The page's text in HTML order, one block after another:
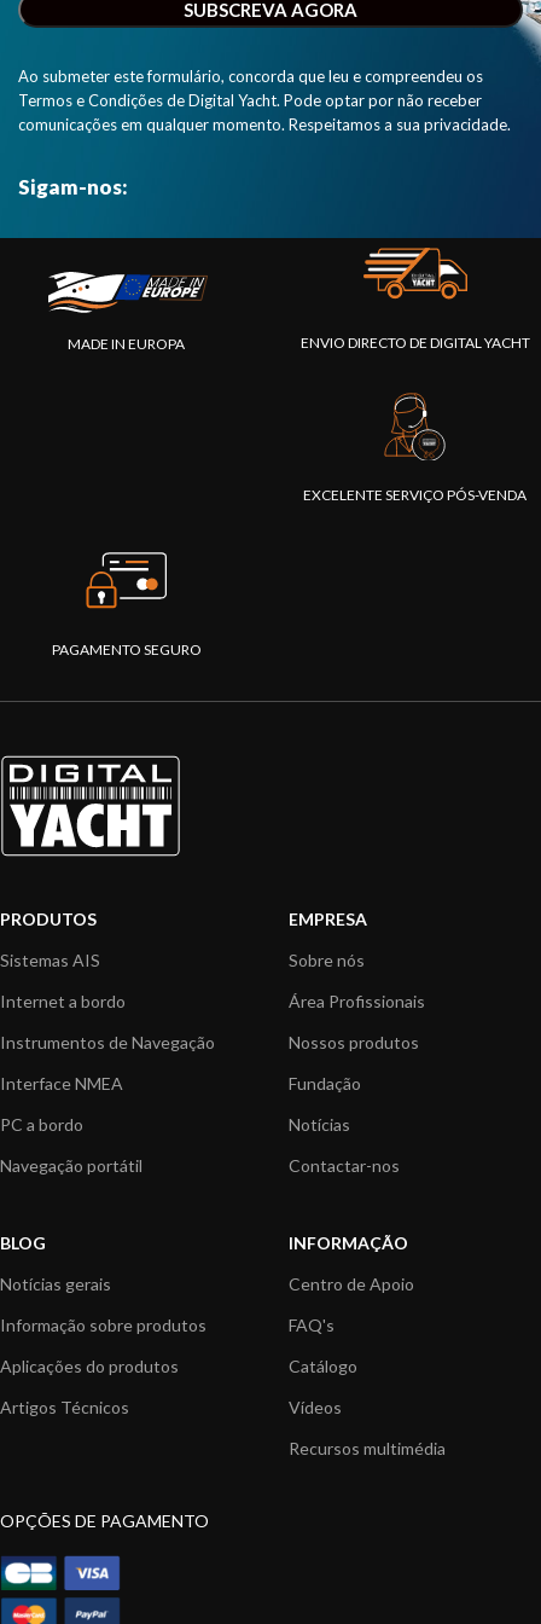
NMEA 2000
web clara e
simples".
Ao submeter este formulário, concorda que leu e compreendeu os
Termos e Condições de Digital Yacht. Pode optar por não receber
comunicações em qualquer momento. Respeitamos a sua privacidade.
Sigam-nos:
MADE IN EUROPA ENVIO DIRECTO DE DIGITAL YACHT
EXCELENTE SERVIÇO PÓS-VENDA
PAGAMENTO SEGURO
PRODUTOS
Sistemas AIS
Internet a bordo
Instrumentos de Navegação
Interface NMEA
PC a bordo
Navegação portátil
EMPRESA
Sobre nós
Área Profissionais
Nossos produtos
Fundação
Notícias
Contactar-nos
BLOG
Notícias gerais
Informação sobre produtos
Aplicações do produtos
Artigos Técnicos
INFORMAÇÃO
Centro de Apoio
FAQ's
Catálogo
Vídeos
Recursos multimédia
OPÇÕES DE PAGAMENTO